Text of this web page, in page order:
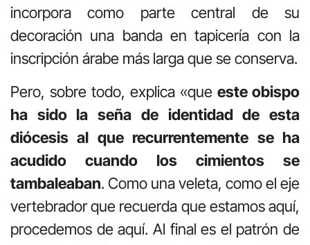
incorpora como parte central de su
decoración una banda en tapicería con la
inscripción árabe más larga que se conserva.
Pero, sobre todo, explica «que este obispo
ha sido la seña de identidad de esta
diócesis al que recurrentemente se ha
acudido cuando los cimientos se
tambaleaban. Como una veleta, como el eje
vertebrador que recuerda que estamos aquí,
procedemos de aquí. Al final es el patrón de